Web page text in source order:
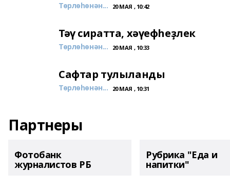
Төрлөһөнән... 20 МАЯ , 10:42
Тәү сиратта, хәүефһеҙлек
Төрлөһөнән... 20 МАЯ , 10:33
Сафтар тулыланды
Төрлөһөнән... 20 МАЯ , 10:31
Партнеры
Фотобанк
журналистов РБ
Рубрика "Еда и
напитки"